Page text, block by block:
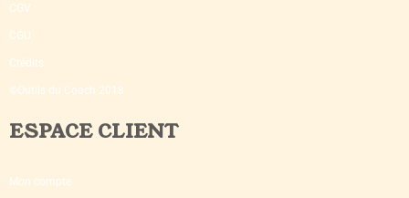
CGV
CGU
Crédits
©Outils du Coach 2018
ESPACE CLIENT
Mon compte